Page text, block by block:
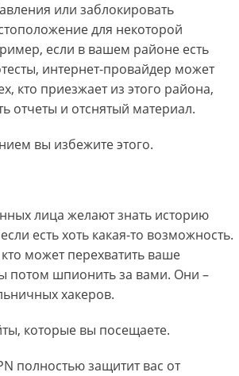
или заблокировать
для некоторой
если в вашем районе есть
интернет-провайдер может
кто приезжает из этого района,
отчеты и отснятый материал.
вы избежите этого.
лица желают знать историю
есть хоть какая-то возможность.
может перехватить ваше
потом шпионить за вами. Они –
хакеров.
которые вы посещаете.
полностью защитит вас от